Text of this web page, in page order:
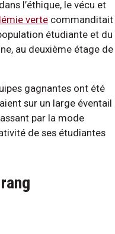
l’éthique, le vécu et
verte commanditait
étudiante et du
au deuxième étage de
gagnantes ont été
sur un large éventail
par la mode
de ses étudiantes